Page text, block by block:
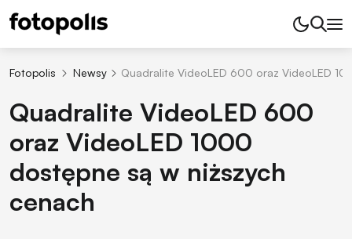
Fotopolis Newsy Quadralite VideoLED 600 oraz VideoLED
Quadralite VideoLED 600
oraz VideoLED 1000
dostępne są w niższych
cenach